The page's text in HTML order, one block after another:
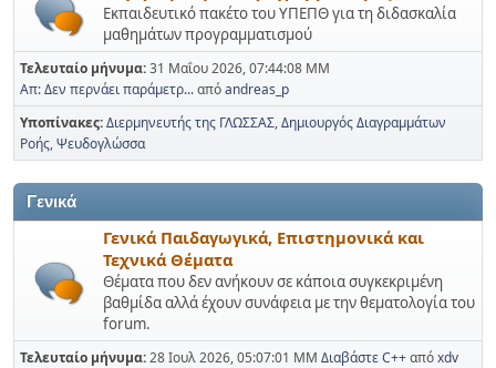
Εκπαιδευτικό πακέτο του ΥΠΕΠΘ για τη διδασκαλία
μαθημάτων προγραμματισμού
Τελευταίο μήνυμα:31 Μαΐου 2026, 07:44:08 ΜΜ
Απ: Δεν περνάει παράμετρ...απόandreas_p
Υποπίνακες Διερμηνευτής της ΓΛΩΣΣΑΣ Δημιουργός Διαγραμμάτων
Ροής Ψευδογλώσσα
Γενικά
Γενικά Παιδαγωγικά, Επιστημονικά και
Τεχνικά Θέματα
Θέματα που δεν ανήκουν σε κάποια συγκεκριμένη
βαθμίδα αλλά έχουν συνάφεια με την θεματολογία του
forum.
Τελευταίο μήνυμα:28 Ιουλ 2026, 05:07:01 ΜΜ Διαβάστε C++απόxdv